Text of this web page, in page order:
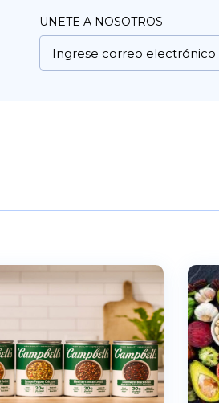
UNETE A NOSOTROS